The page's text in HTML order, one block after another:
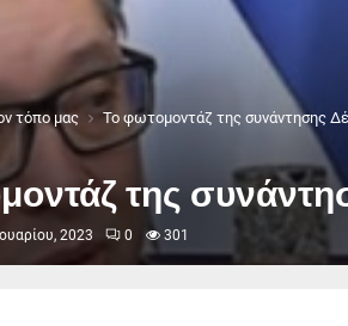
τόπο μας Το φωτομοντάζ της συνάντησης
της
2023 0 301